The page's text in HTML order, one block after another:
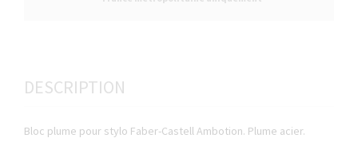
DESCRIPTION
Bloc plume pour stylo Faber-Castell Ambotion. Plume acier.